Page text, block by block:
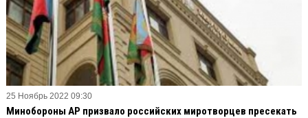
25 Ноябрь 2022 09:30
Минобороны АР призвало российских миротворцев пресекать